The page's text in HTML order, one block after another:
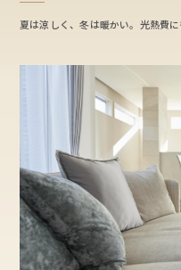
夏は涼しく、冬は暖かい。光熱費に